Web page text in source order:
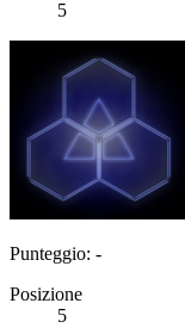
5
Punteggio: -
Posizione
5